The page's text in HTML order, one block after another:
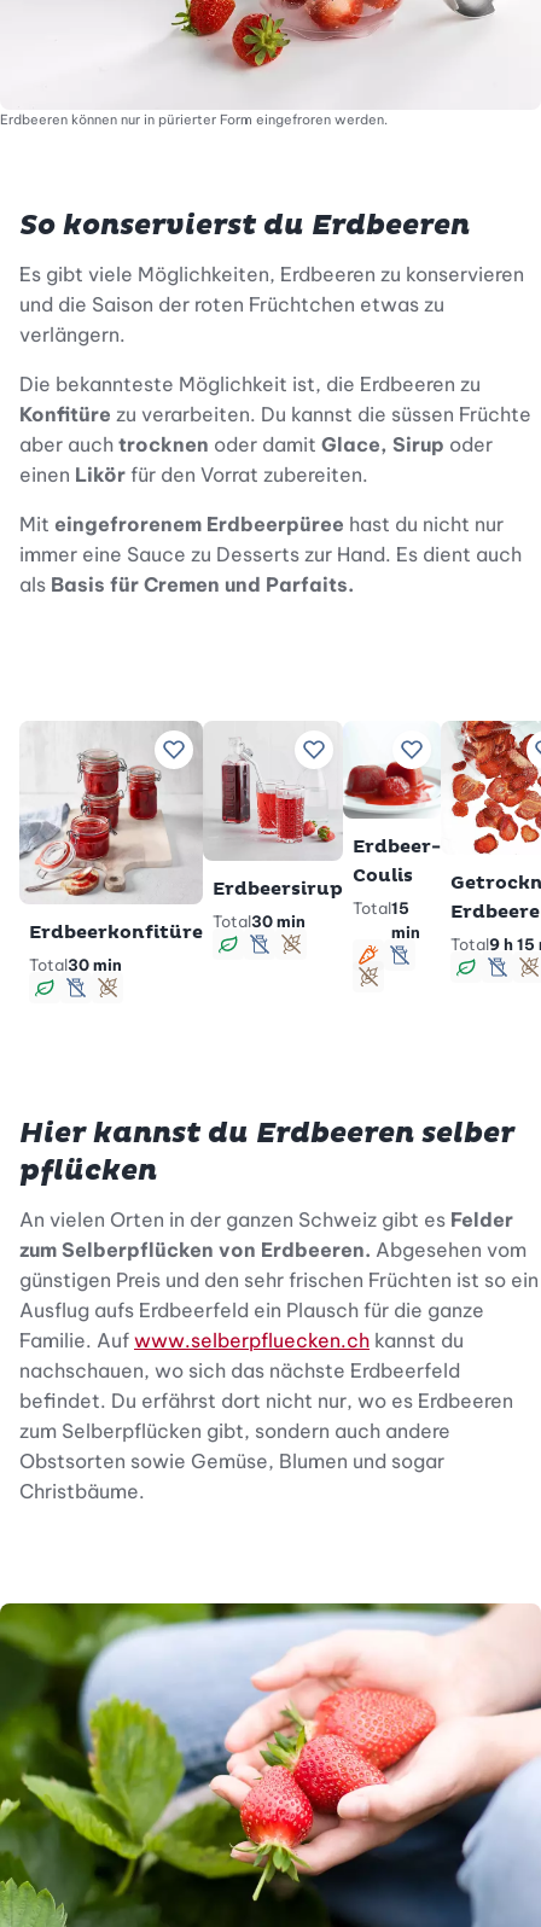
Erdbeeren können nur in pürierter Form eingefroren werden.
So konservierst du Erdbeeren
Es gibt viele Möglichkeiten, Erdbeeren zu konservieren
und die Saison der roten Früchtchen etwas zu
verlängern.
Die bekannteste Möglichkeit ist, die Erdbeeren zu
Konfitüre zu verarbeiten. Du kannst die süssen Früchte
aber auch trocknen oder damit Glace, Sirup oder
einen Likör für den Vorrat zubereiten.
Mit eingefrorenem Erdbeerpüree hast du nicht nur
immer eine Sauce zu Desserts zur Hand. Es dient auch
als Basis für Cremen und Parfaits.
Zu Lieblingsrezepten hinzufügen
Erdbeerkonfitüre
Total30 min
veganlactosefrei
glutenfrei
Zu Lieblingsrezepten
Erdbeersirup
Total30 min
veganlactosefrei
glutenfrei
Zu
Erdbeer-
Coulis
Total15
min
vegetarisch
lactosefrei
glutenfrei
Total9 h 15
vegan
Hier kannst du Erdbeeren selber
pflücken
An vielen Orten in der ganzen Schweiz gibt es Felder
zum Selberpflücken von Erdbeeren. Abgesehen vom
günstigen Preis und den sehr frischen Früchten ist so ein
Ausflug aufs Erdbeerfeld ein Plausch für die ganze
Familie. Auf www.selberpfluecken.ch kannst du
nachschauen, wo sich das nächste Erdbeerfeld
befindet. Du erfährst dort nicht nur, wo es Erdbeeren
zum Selberpflücken gibt, sondern auch andere
Obstsorten sowie Gemüse, Blumen und sogar
Christbäume.